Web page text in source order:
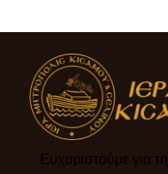
Ευχαριστούμε για